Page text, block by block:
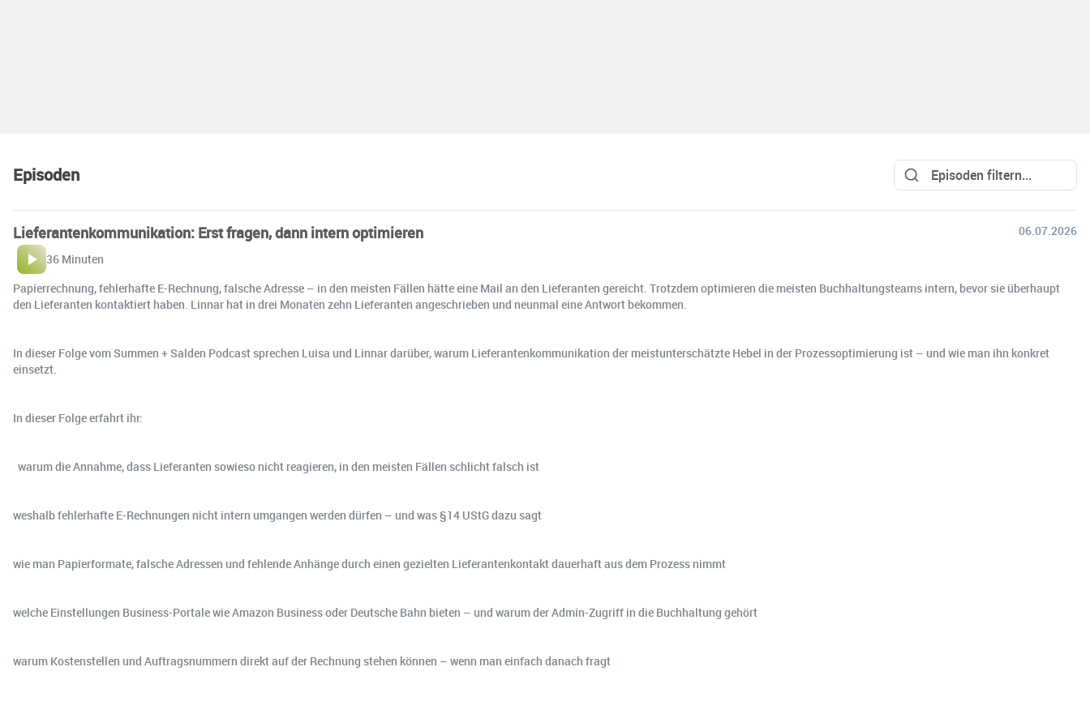
Episoden
Lieferantenkommunikation: Erst fragen, dann intern optimieren
06.07.2026
36 Minuten
Papierrechnung, fehlerhafte E-Rechnung, falsche Adresse – in den meisten Fällen hätte eine Mail an den Lieferanten gereicht. Trotzdem optimieren die meisten Buchhaltungsteams intern, bevor sie überhaupt
den Lieferanten kontaktiert haben. Linnar hat in drei Monaten zehn Lieferanten angeschrieben und neunmal eine Antwort bekommen.
In dieser Folge vom Summen + Salden Podcast sprechen Luisa und Linnar darüber, warum Lieferantenkommunikation der meistunterschätzte Hebel in der Prozessoptimierung ist – und wie man ihn konkret
einsetzt.
In dieser Folge erfahrt ihr:
warum die Annahme, dass Lieferanten sowieso nicht reagieren, in den meisten Fällen schlicht falsch ist
weshalb fehlerhafte E-Rechnungen nicht intern umgangen werden dürfen – und was §14 UStG dazu sagt
wie man Papierformate, falsche Adressen und fehlende Anhänge durch einen gezielten Lieferantenkontakt dauerhaft aus dem Prozess nimmt
welche Einstellungen Business-Portale wie Amazon Business oder Deutsche Bahn bieten – und warum der Admin-Zugriff in die Buchhaltung gehört
warum Kostenstellen und Auftragsnummern direkt auf der Rechnung stehen können – wenn man einfach danach fragt